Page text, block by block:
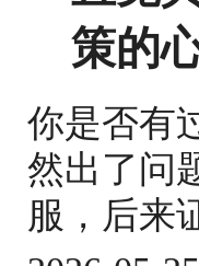
策的
你是否有
然出了问
服，后来